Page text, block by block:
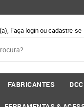
Faça loginoucadastre-se
FABRICANTES DCC